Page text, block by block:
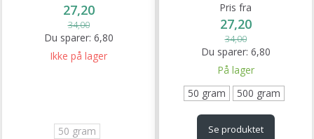
27,20
34,00
Du sparer: 6,80
Ikke på lager
50 gram
Pris fra
27,20
34,00
Du sparer: 6,80
På lager
50 gram
500 gram
Se produktet